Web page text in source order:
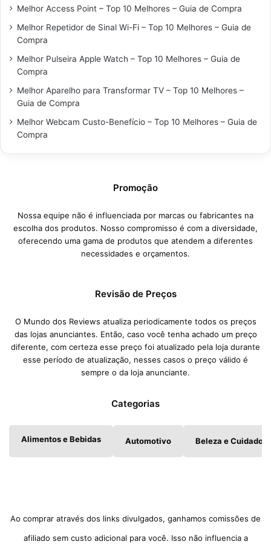
Melhor Access Point – Top 10 Melhores – Guia de Compra
Melhor Repetidor de Sinal Wi-Fi – Top 10 Melhores – Guia de
Compra
Melhor Pulseira Apple Watch – Top 10 Melhores – Guia de
Compra
Melhor Aparelho para Transformar TV – Top 10 Melhores –
Guia de Compra
Melhor Webcam Custo-Benefício – Top 10 Melhores – Guia de
Compra
Promoção
Nossa equipe não é influenciada por marcas ou fabricantes na
escolha dos produtos. Nosso compromisso é com a diversidade,
oferecendo uma gama de produtos que atendem a diferentes
necessidades e orçamentos.
Revisão de Preços
O Mundo dos Reviews atualiza periodicamente todos os preços
das lojas anunciantes. Então, caso você tenha achado um preço
diferente, com certeza esse preço foi atualizado pela loja durante
esse período de atualização, nesses casos o preço válido é
sempre o da loja anunciante.
Categorias
Alimentos e Bebidas Automotivo Beleza e Cuidados
Ao comprar através dos links divulgados, ganhamos comissões de
afiliado sem custo adicional para você. Isso não influencia a